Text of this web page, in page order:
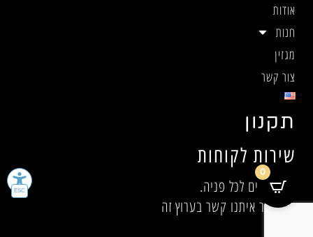
שירות לקוחות
אנו זמינים לכל פניה.
אנא צור איתנו קשר בערוץ זה
אודות
חנות
מגזין
צור קשר
תקנון
0